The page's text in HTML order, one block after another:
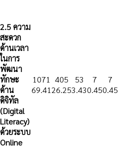
2.5 ความ
สะดวก
ด้านเวลา
ในการ
พัฒนา
ทักษะ
ด้าน
ดิจิทัล
(Digital
Literacy)
ด้วยระบบ
Online
1071
69.41
405
26.25
53
3.43
7
0.45
7
0.45